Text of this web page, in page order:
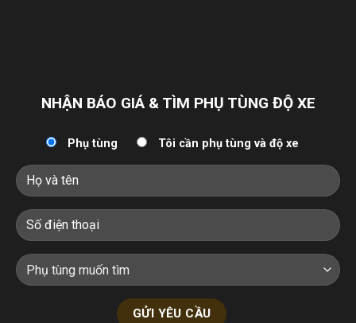
NHẬN BÁO GIÁ & TÌM PHỤ TÙNG ĐỘ XE
Phụ tùng Tôi cần phụ tùng và độ xe